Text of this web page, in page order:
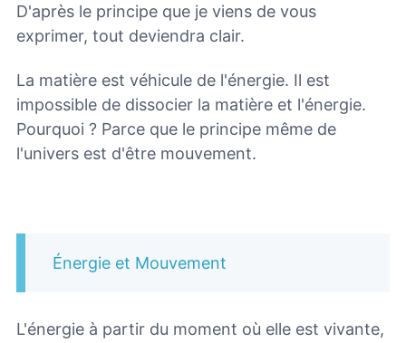
D'après le principe que je viens de vous
exprimer, tout deviendra clair.
La matière est véhicule de l'énergie. Il est
impossible de dissocier la matière et l'énergie.
Pourquoi ? Parce que le principe même de
l'univers est d'être mouvement.
Énergie et Mouvement
L'énergie à partir du moment où elle est vivante,